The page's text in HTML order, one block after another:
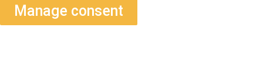
Manage consent